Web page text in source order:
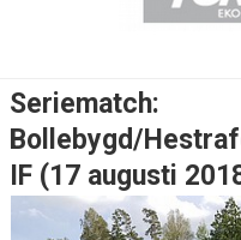
BILDGALLERI
DOKUMENT
KONTAKT
Seriematch:
Bollebygd/
IF (17 augusti